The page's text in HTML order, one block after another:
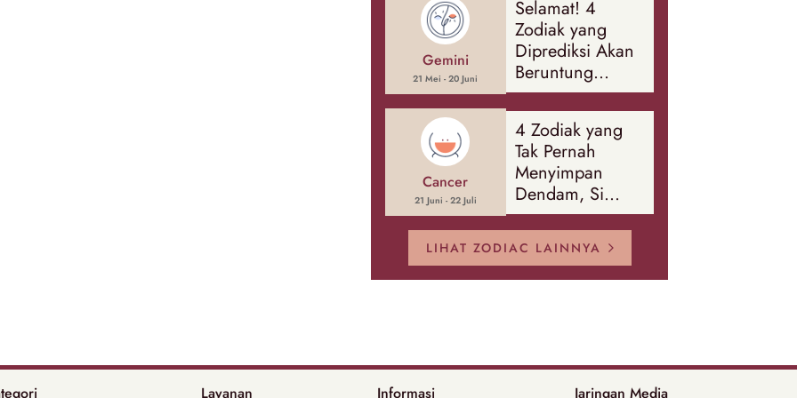
Banyak Hal
Gemini
21 Mei - 20 Juni
Selamat! 4
Zodiak yang
Diprediksi Akan
Beruntung
Sepanjang
Agustus 2026
Cancer
21 Juni - 22 Juli
4 Zodiak yang
Tak Pernah
Menyimpan
Dendam, Si
Paling Mudah
Memaafkan!
LIHAT ZODIAC LAINNYA
Layanan Informasi Jaringan Media